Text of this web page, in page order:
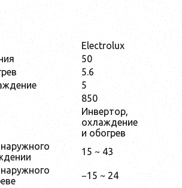
Electrolux
50
5.6
5
850
Инвертор,
охлаждение
и обогрев
15 ~ 43
−15 ~ 24